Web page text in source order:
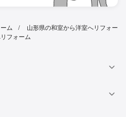
ム
山形県の和室から洋室へリフォー
フォーム